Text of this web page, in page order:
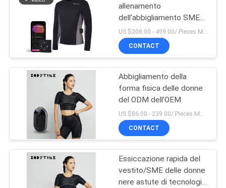
GIRO
DELLA
FABBRICA
CONTROLLO
DI
allenamento
dell'abbigliamento SME
della forma fisica degli
uomini accettabili
dell'OEM
US $208.00 - 499.00/ Pieces MOQ:1pieces
CONTACT
Abbigliamento della
forma fisica delle donne
del ODM dell'OEM
CONTACT
Essiccazione rapida del
vestito/SME delle donne
nere astute di tecnologia